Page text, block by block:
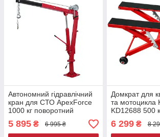
Автономний гідравлічний
кран для СТО ApexForce
1000 кг поворотний
гідравлічний кран-
підйомник
5 895 ₴ 6 995 ₴
Домкрат для
та мотоцикла
KD12688 500
мм
для
6 299₴ 8